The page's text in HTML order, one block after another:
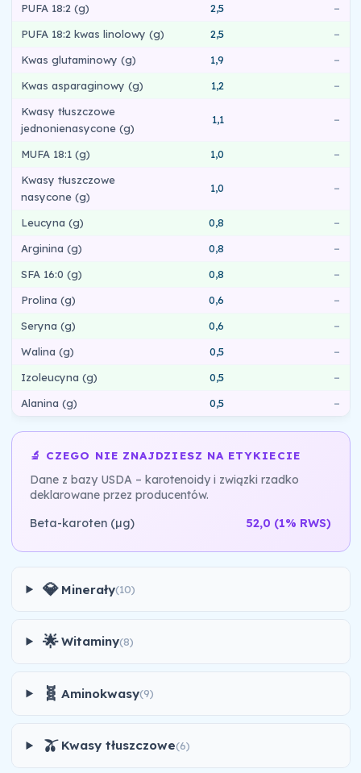
PUFA 18:2 (g) 2,5
–
PUFA 18:2 kwas linolowy (g)
2,5
–
Kwas glutaminowy (g)
1,9
–
Kwas asparaginowy (g)
1,2
–
Kwasy tłuszczowe
jednonienasycone (g)
1,1 –
MUFA 18:1 (g) 1,0
–
Kwasy tłuszczowe
nasycone (g)
1,0 –
Leucyna (g) 0,8
–
Arginina (g)
0,8
–
SFA 16:0 (g)
0,8
–
Prolina (g)
0,6
–
Seryna (g)
0,6
–
Walina (g)
0,5
–
Izoleucyna (g)
0,5
–
Alanina (g)
0,5 –
🔬 CZEGO NIE ZNAJDZIESZ NA ETYKIECIE
Dane z bazy USDA – karotenoidy i związki rzadko
deklarowane przez producentów.
Beta-karoten (µg)
52,0 (1% RWS)
💎 Minerały(10)
🌟 Witaminy(8)
🧬 Aminokwasy(9)
🫒 Kwasy tłuszczowe(6)